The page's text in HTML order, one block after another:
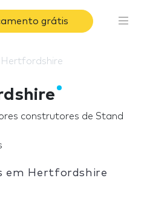
grátis
Hertfordshire
construtores de Stand
em Hertfordshire